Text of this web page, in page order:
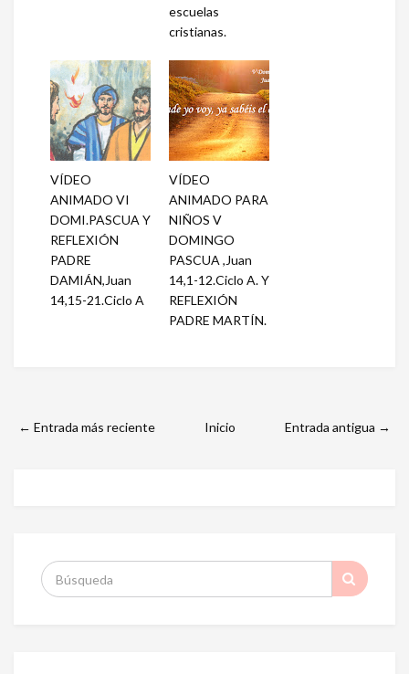
escuelas
cristianas.
VÍDEO
ANIMADO VI
DOMI.PASCUA Y
REFLEXIÓN
PADRE
DAMIÁN,Juan
14,15-21.Ciclo A
VÍDEO
ANIMADO PARA
NIÑOS V
DOMINGO
PASCUA ,Juan
14,1-12.Ciclo A. Y
REFLEXIÓN
PADRE MARTÍN.
← Entrada más reciente Entrada antigua →
Inicio
S
: